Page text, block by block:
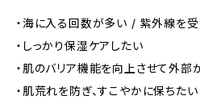
・海に入る回数が多い / 紫外線を
・しっかり保湿ケアしたい
・肌のバリア機能を向上させて外部
・肌荒れを防ぎ、すこやかに保ちたい